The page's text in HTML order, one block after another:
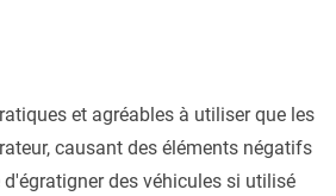
et agréables à utiliser que les
causant des éléments négatifs
des véhicules si utilisé